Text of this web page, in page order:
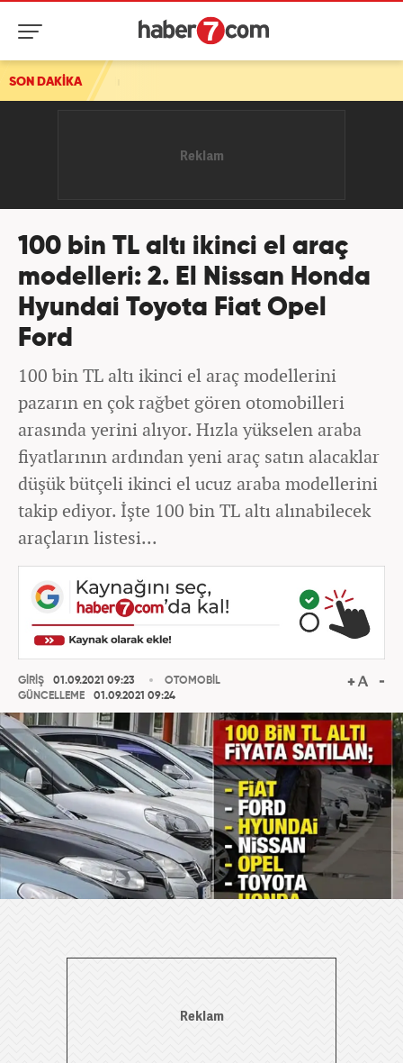
SON DAKİKAOnlarca vatandaşlık iptal edilecek! İki iş insanı tutuklandı
100 bin TL altı ikinci el araç
modelleri: 2. El Nissan Honda
Hyundai Toyota Fiat Opel
Ford
100 bin TL altı ikinci el araç modellerini
pazarın en çok rağbet gören otomobilleri
arasında yerini alıyor. Hızla yükselen araba
fiyatlarının ardından yeni araç satın alacaklar
düşük bütçeli ikinci el ucuz araba modellerini
takip ediyor. İşte 100 bin TL altı alınabilecek
araçların listesi...
GİRİŞ
01.09.2021 09:23
GÜNCELLEME
01.09.2021 09:24
OTOMOBİL